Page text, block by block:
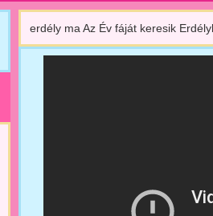
erdély ma Az Év fáját keresik